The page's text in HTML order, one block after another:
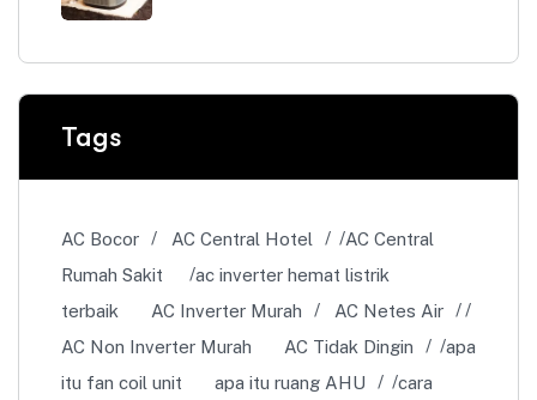
Tags
AC Bocor AC Central Hotel
AC Central
Rumah Sakit
ac inverter hemat listrik
terbaik
AC Inverter Murah
AC Netes Air
AC Non Inverter Murah
AC Tidak Dingin
apa
itu fan coil unit
apa itu ruang AHU
cara